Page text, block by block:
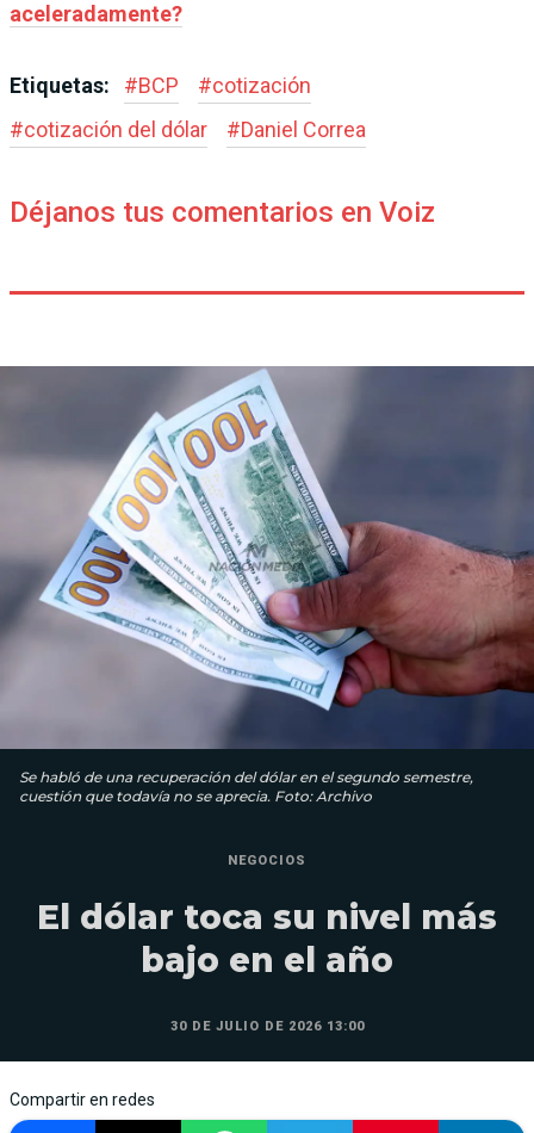
aceleradamente?
Etiquetas: #BCP #cotización
#cotización del dólar #Daniel Correa
Déjanos tus comentarios en Voiz
Se habló de una recuperación del dólar en el segundo semestre,
cuestión que todavía no se aprecia. Foto: Archivo
NEGOCIOS
El dólar toca su nivel más
bajo en el año
30 DE JULIO DE 2026 13:00
Compartir en redes